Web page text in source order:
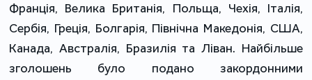
Франція, Велика Британія, Польща, Чехія, Італія,
Сербія, Греція, Болгарія, Північна Македонія, США,
Канада, Австралія, Бразилія та Ліван. Найбільше
зголошень було подано закордонними